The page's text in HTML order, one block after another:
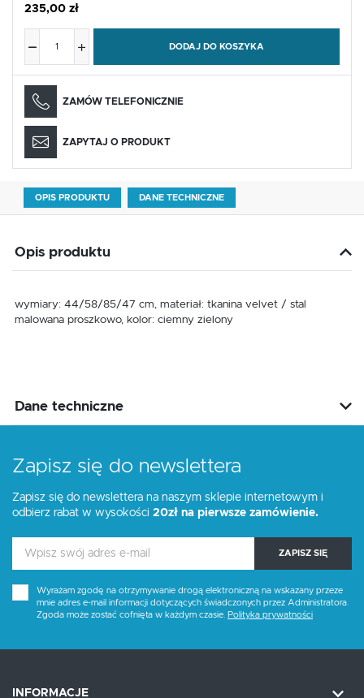
235,00 zł
DODAJ DO KOSZYKA
ZAMÓW TELEFONICZNIE
ZAPYTAJ O PRODUKT
OPIS PRODUKTU DANE TECHNICZNE
Opis produktu
wymiary: 44/58/85/47 cm, materiał: tkanina velvet / stal
malowana proszkowo, kolor: ciemny zielony
Dane techniczne
Zapisz się do newslettera
Zapisz się do newslettera na naszym sklepie internetowym i
odbierz rabat w wysokości 20zł na pierwsze zamówienie.
ZAPISZ SIĘ
Wyrażam zgodę na otrzymywanie drogą elektroniczną na wskazany przeze
mnie adres e-mail informacji dotyczących świadczonych przez Administratora.
Zgoda może zostać cofnięta w każdym czasie. Polityka prywatności
INFORMACJE